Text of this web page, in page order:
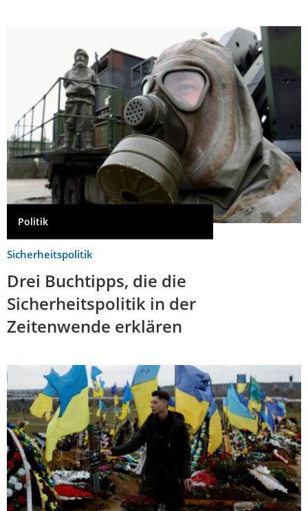
Politik
Sicherheitspolitik
Drei Buchtipps, die die
Sicherheitspolitik in der
Zeitenwende erklären